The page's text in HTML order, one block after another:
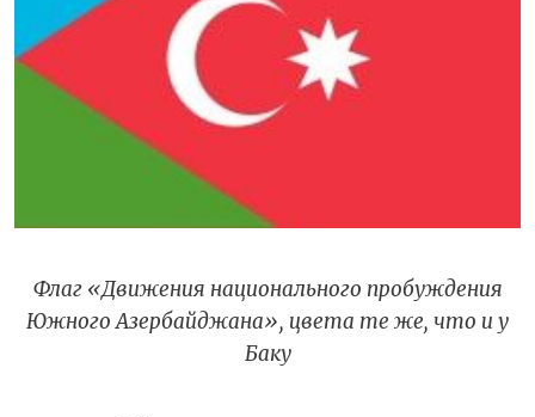
Флаг «Движения национального пробуждения
Южного Азербайджана», цвета те же, что и у
Баку